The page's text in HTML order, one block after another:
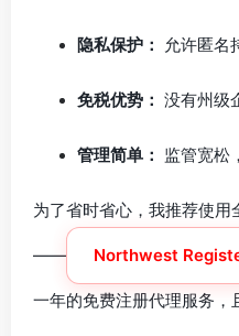
隐私保护： 允许匿名
免税优势： 没有州级
管理简单： 监管宽松
为了省时省心，我推荐使
—— Northwest
一年的免费注册代理服务，